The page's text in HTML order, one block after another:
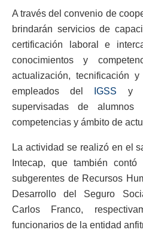
A través del convenio de
brindarán servicios de
certificación laboral e
conocimientos y
actualización, tecnificación
empleados del
IGSS y
supervisadas de
competencias y ámbito de
La actividad se realizó en el
Intecap, que también
subgerentes de Recursos
Desarrollo del Seguro
Carlos Franco,
funcionarios de la entidad